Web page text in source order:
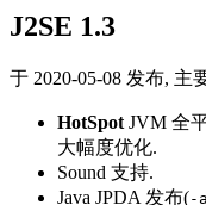
J2SE 1.3
于 2020-05-08 发布, 主
HotSpot JVM 全
大幅度优化.
Sound 支持.
Java JPDA 发布(-